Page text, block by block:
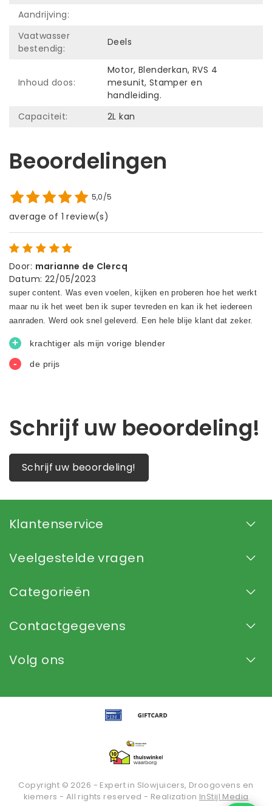
Aandrijving:
Vaatwasser
bestendig:
Deels
Inhoud doos:
Motor, Blenderkan, RVS 4
mesunit, Stamper en
handleiding.
Capaciteit:
2L kan
Beoordelingen
5,0/5
average of 1 review(s)
Door: marianne de Clercq
Datum: 22/05/2023
Schrijf uw beoordeling!
Schrijf uw beoordeling!
Klantenservice
Veelgestelde vragen
Categorieën
Contactgegevens
Volg ons
Copyright © 2026 - Expert in Slowjuicers, Droogovens en
kiemers - All rights reserved - Realization InStijl Media